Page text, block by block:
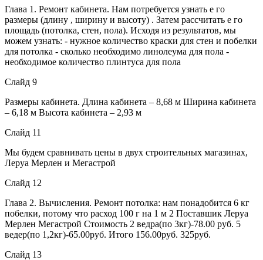
Глава 1. Ремонт кабинета. Нам потребуется узнать е го
размеры (длину , ширину и высоту) . Затем рассчитать е го
площадь (потолка, стен, пола). Исходя из результатов, мы
можем узнать: - нужное количество краски для стен и побелки
для потолка - сколько необходимо линолеума для пола -
необходимое количество плинтуса для пола
Слайд 9
Размеры кабинета. Длина кабинета – 8,68 м Ширина кабинета
– 6,18 м Высота кабинета – 2,93 м
Слайд 11
Мы будем сравнивать цены в двух строительных магазинах,
Леруа Мерлен и Мегастрой
Слайд 12
Глава 2. Вычисления. Ремонт потолка: нам понадобится 6 кг
побелки, потому что расход 100 г на 1 м 2 Поставшик Леруа
Мерлен Мегастрой Стоимость 2 ведра(по 3кг)-78.00 руб. 5
ведер(по 1,2кг)-65.00руб. Итого 156.00руб. 325руб.
Слайд 13